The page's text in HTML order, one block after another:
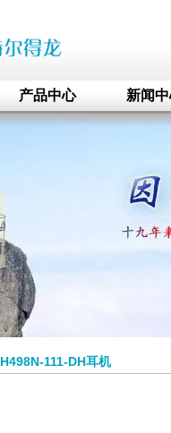
产品中心 新闻
H498N-111-DH耳机